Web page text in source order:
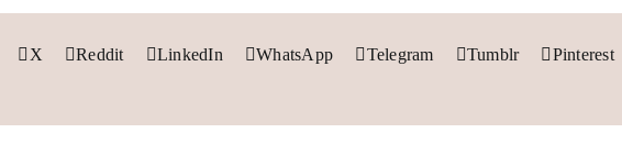
X Reddit LinkedIn WhatsApp Telegram Tumblr Pinterest